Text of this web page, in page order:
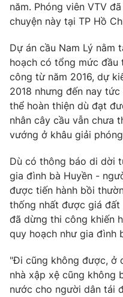
năm. Phóng viên VTV
chuyện này tại TP Hồ
Dự án cầu Nam Lý nằm
hoạch có tổng mức
công từ năm 2016, dự
2018 nhưng đến nay
thể hoàn thiện dù đạt
nhân cây cầu vẫn chưa
vướng ở khâu giải
Dù có thông báo di dời
gia đình bà Huyền -
được tiến hành bồi
thống nhất được giá
đã dừng thi công khiến
quy hoạch như gia đình
"Đi cũng không được, ở
nhà xập xệ cũng không
nước cho người dân tái